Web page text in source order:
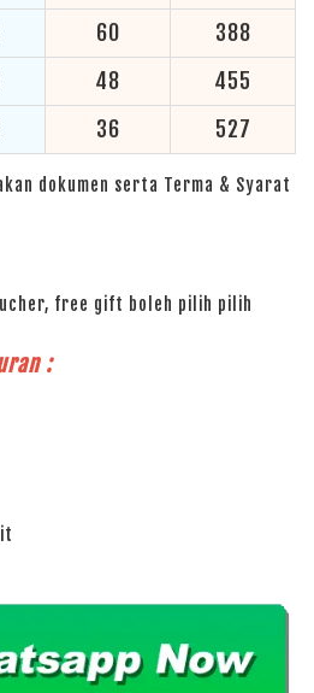
60
388
48
455
36 527
dokumen serta Terma & Syarat
free gift boleh pilih pilih
: